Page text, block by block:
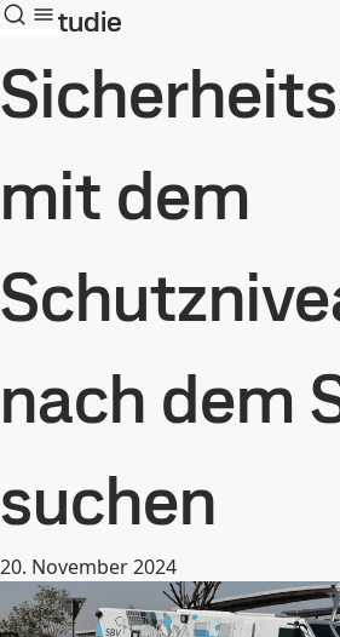
Fallstudie
mit dem
nach dem
suchen
20. November 2024